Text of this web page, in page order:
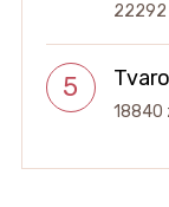
22292
18840